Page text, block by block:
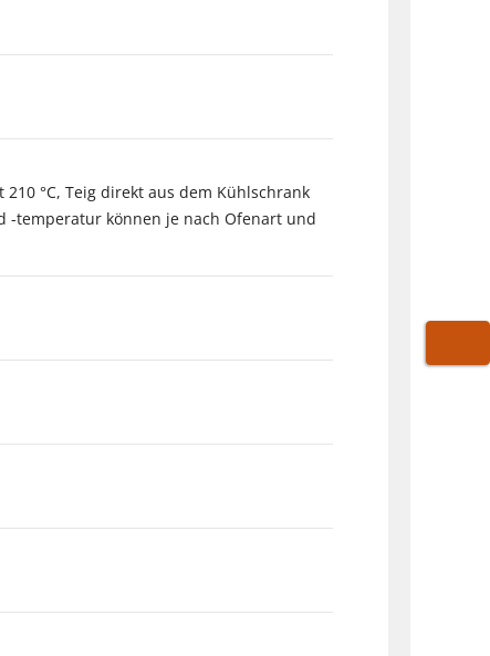
°C, Teig direkt aus dem Kühlschrank
-temperatur können je nach Ofenart und